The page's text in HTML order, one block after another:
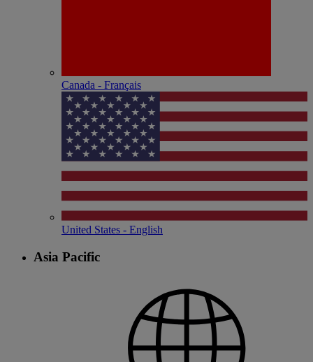
Canada - Français
United States - English
Asia Pacific